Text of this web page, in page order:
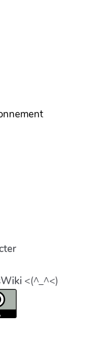
<(^_^<)